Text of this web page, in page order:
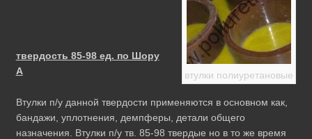
втулки полиуретановые
твердость 85-98 ед. по Шору
А
Втулки п/у данной твердости применяются в основном как,
бандажи, уплотнения, демпферы, детали общего
назначения. Втулки п/у тв. 85-98 твердые но в то же время